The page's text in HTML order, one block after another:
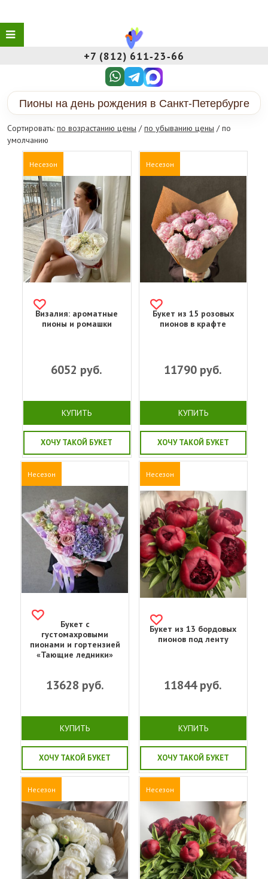
+7 (812) 611‑23‑66
Пионы на день рождения в Санкт-Петербурге
Сортировать: по возрастанию цены /по убыванию цены / по
умолчанию
Несезон
Визалия: ароматные
пионы и ромашки
6052 руб.
КУПИТЬ
ХОЧУ ТАКОЙ БУКЕТ
Несезон
Букет из 15 розовых
пионов в крафте
11790 руб.
КУПИТЬ
ХОЧУ ТАКОЙ БУКЕТ
Несезон
Букет с
густомахровыми
пионами и гортензией
«Тающие ледники»
13628 руб.
КУПИТЬ
ХОЧУ ТАКОЙ БУКЕТ
Несезон
Букет из 13 бордовых
пионов под ленту
11844руб.
КУПИТЬ
ХОЧУ ТАКОЙ БУКЕТ
Несезон Несезон